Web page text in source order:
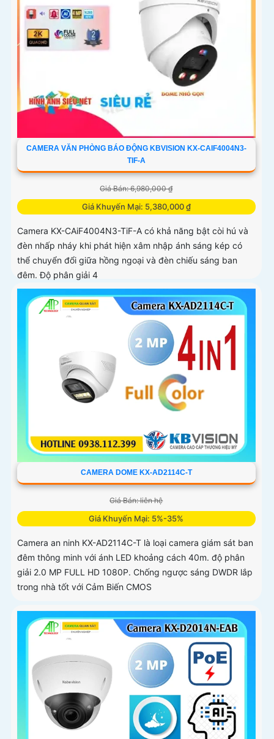
CAMERA VĂN PHÒNG BÁO ĐỘNG KBVISION KX-CAIF4004N3-
TIF-A
Giá Bán: 6,980,000 ₫
Giá Khuyến Mại: 5,380,000 ₫
Camera KX-CAiF4004N3-TiF-A có khả năng bật còi hú và
đèn nhấp nháy khi phát hiện xâm nhập ánh sáng kép có
thể chuyển đổi giữa hồng ngoại và đèn chiếu sáng ban
đêm. Độ phân giải 4
CAMERA DOME KX-AD2114C-T
Giá Bán: liên hệ
Giá Khuyến Mại: 5%-35%
Camera an ninh KX-AD2114C-T là loại camera giám sát ban
đêm thông minh với ánh LED khoảng cách 40m. độ phân
giải 2.0 MP FULL HD 1080P. Chống ngược sáng DWDR lắp
trong nhà tốt với Cảm Biến CMOS